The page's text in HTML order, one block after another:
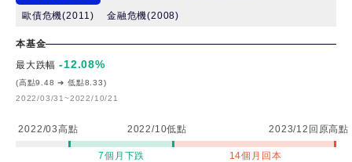
村
別
時
機
投
歐債危機(2011)
金融危機(2008)
本基金
最大跌幅 -12.08%
(高點9.48 ➔ 低點8.33)
2022/03/31~2022/10/21
2022/03高點 2022/10低點
7個月下跌
2023/12回原高點
14個月回本